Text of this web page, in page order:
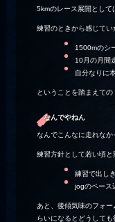
5kmのレース展開として
練習のときから感じてい
1500mのシ
10月の月間
自分なりに
ということを踏まえて
なんでやねん
なんでこんなに走れなか
練習方針として若い頃と
練習で出し
jogのペース
あと、後傾気味のフォ
らいになるとどうしても